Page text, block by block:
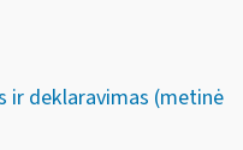
ir deklaravimas (metinė